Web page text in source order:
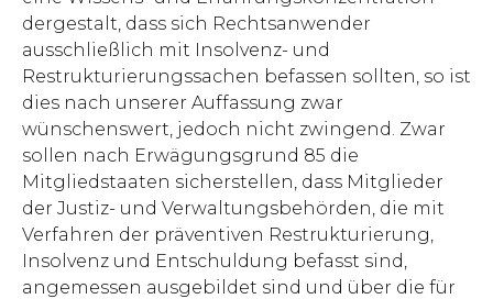
dergestalt, dass sich Rechtsanwender
ausschließlich mit Insolvenz- und
Restrukturierungssachen befassen sollten, so ist
dies nach unserer Auffassung zwar
wünschenswert, jedoch nicht zwingend. Zwar
sollen nach Erwägungsgrund 85 die
Mitgliedstaaten sicherstellen, dass Mitglieder
der Justiz- und Verwaltungsbehörden, die mit
Verfahren der präventiven Restrukturierung,
Insolvenz und Entschuldung befasst sind,
angemessen ausgebildet sind und über die für